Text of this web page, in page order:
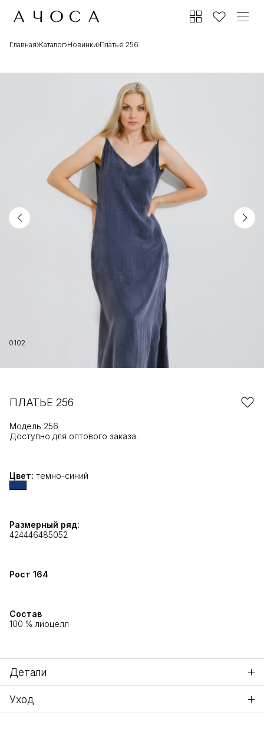
Главная Каталог Новинки Платье 256
0102
ПЛАТЬЕ 256
Модель 256
Доступно для оптового заказа.
Цвет: темно-синий
Размерный ряд:
424446485052
Рост 164
Состав
100 % лиоцелл
Детали
Уход